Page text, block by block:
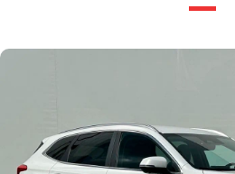
ознакомлен(а), даю